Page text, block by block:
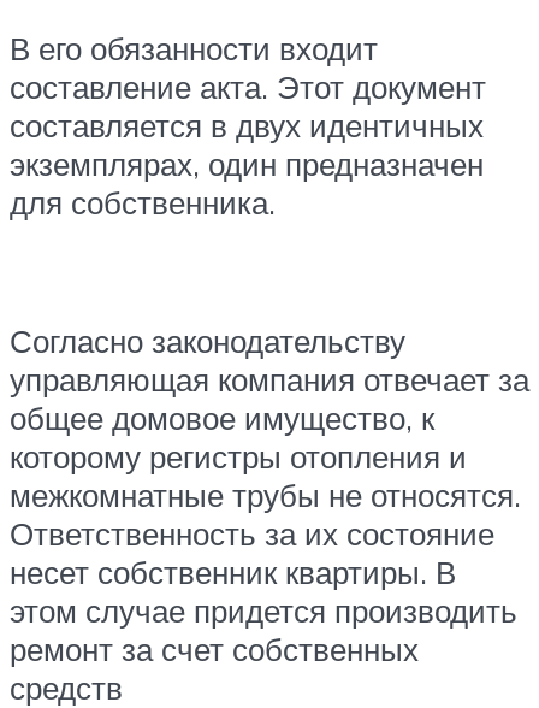
В его обязанности входит
составление акта. Этот документ
составляется в двух идентичных
экземплярах, один предназначен
для собственника.
Согласно законодательству
управляющая компания отвечает за
общее домовое имущество, к
которому регистры отопления и
межкомнатные трубы не относятся.
Ответственность за их состояние
несет собственник квартиры. В
этом случае придется производить
ремонт за счет собственных
средств